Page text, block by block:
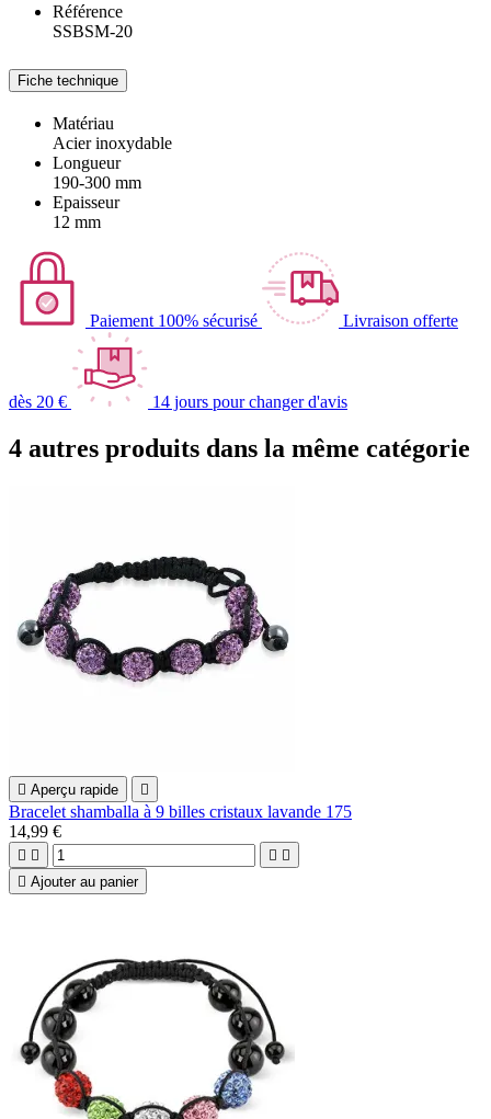
Référence
SSBSM-20
Fiche technique
Matériau
Acier inoxydable
Longueur
190-300 mm
Epaisseur
12 mm
Paiement 100% sécurisé Livraison offerte
dès 20 € 14 jours pour changer d'avis
4 autres produits dans la même catégorie
 Aperçu rapide 
Bracelet shamballa à 9 billes cristaux lavande 175
14,99 €
   
 Ajouter au panier